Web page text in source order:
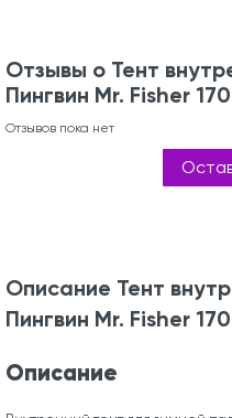
Отзывы о Тент
Пингвин Mr. Fisher 170
Отзывов пока нет
Описание Тент
Пингвин Mr. Fisher 170
Описание